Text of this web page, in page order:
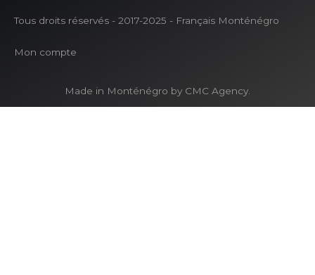
Tous droits réservés - 2017-2025 - Français Monténégro
Mon compte
Made in Monténégro by CMC Agency.